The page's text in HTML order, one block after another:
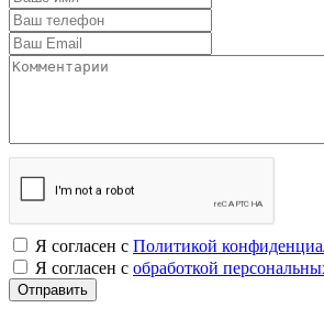
Я согласен с Политикой
Я согласен с обработкой